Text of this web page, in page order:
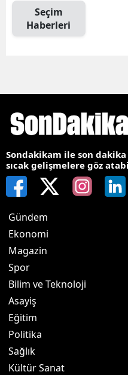
Seçim
Haberleri
Sondakikam ile son
sıcak gelişmelere göz
Gündem
Ekonomi
Magazin
Spor
Bilim ve Teknoloji
Asayiş
Eğitim
Politika
Sağlık
Kültür Sanat